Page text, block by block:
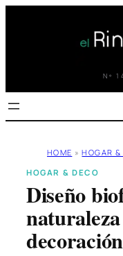
Nº
HOME » HOGAR &
HOGAR & DECO
Diseño